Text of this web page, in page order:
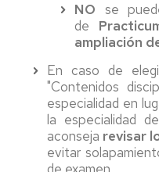
NO se
de
ampliación
En caso de
"Contenidos
especialidad en
la especialidad
aconseja revisar
evitar